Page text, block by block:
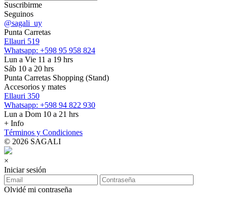
Suscribirme
Seguinos
@sagali_uy
Punta Carretas
Ellauri 519
Whatsapp: +598 95 958 824
Lun a Vie 11 a 19 hrs
Sáb 10 a 20 hrs
Punta Carretas Shopping (Stand)
Accesorios y mates
Ellauri 350
Whatsapp: +598 94 822 930
Lun a Dom 10 a 21 hrs
+ Info
Términos y Condiciones
© 2026 SAGALI
×
Iniciar sesión
Olvidé mi contraseña